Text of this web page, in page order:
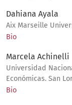
Dahiana Ayala
Aix Marseille
Bio
Marcela Achinelli
Universidad
Económicas. San
Bio